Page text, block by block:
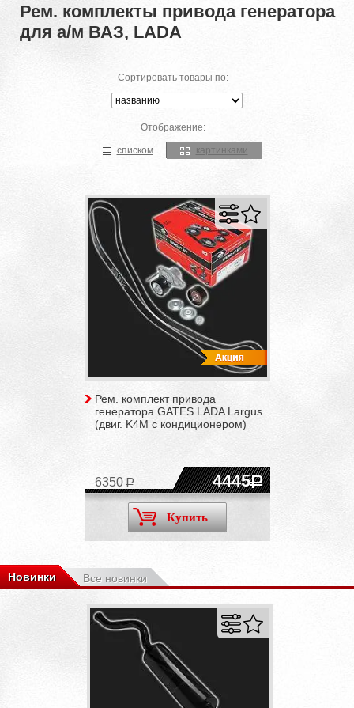
Рем. комплекты привода генератора
для а/м ВАЗ, LADA
Сортировать товары по:
Отображение:
списком картинками
Рем. комплект привода
генератора GATES LADA Largus
(двиг. K4M c кондиционером)
4445
6350
Купить
Новинки Все новинки